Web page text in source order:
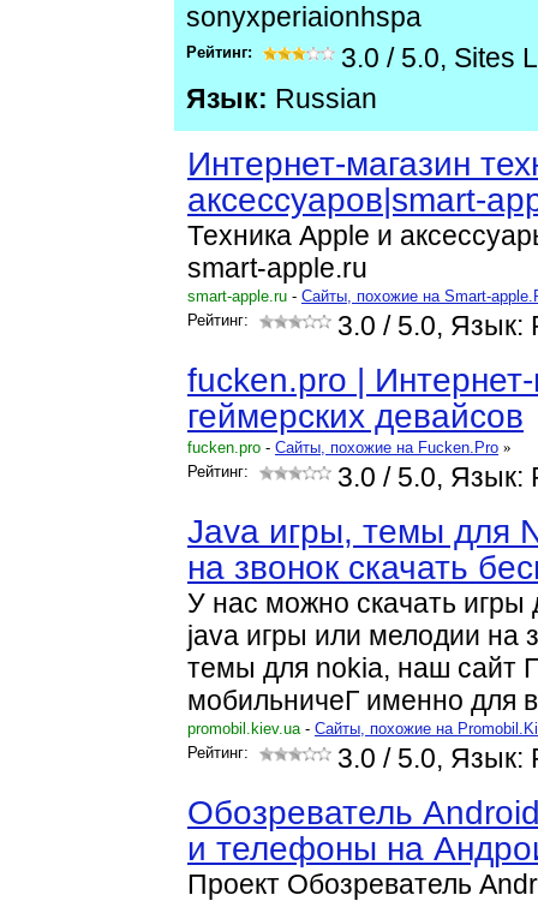
sonyxperiaionhspa
Рейтинг: 3.0 / 5.0, Sites
Язык: Russian
Интернет-магазин
аксессуаров|smart-
Техника Apple и
smart-apple.ru
smart-apple.ru - Cайты, похожие на Smart-
Рейтинг:
3.0 / 5.0, Язык:
fucken.pro |
геймерских девайсов
fucken.pro - Cайты, похожие на Fucken.Pro »
Рейтинг:
3.0 / 5.0, Язык:
Java игры, темы для
на звонок скачать
У нас можно скачать игры
java игры или мелодии на
темы для nokia, наш сайт
мобильничеГ именно для
promobil.kiev.ua- Cайты, похожие на
Рейтинг:
3.0 / 5.0, Язык:
Обозреватель
и телефоны на
Проект Обозреватель